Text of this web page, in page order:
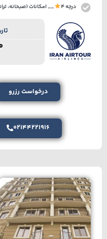
درجه 4 __ امکانات (صبحانه،
درخواست رزرو
02144221916